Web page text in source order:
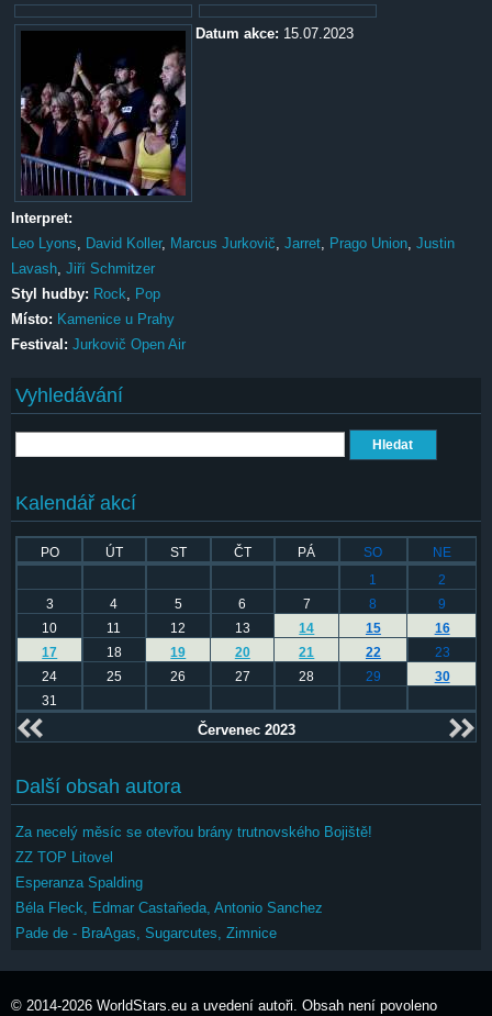
Datum akce: 15.07.2023
Interpret:
Leo Lyons
David Koller, Marcus Jurkovič Jarret Prago Union Justin
Lavash Jiří Schmitzer
Styl hudby: Rock
Pop
Místo: Kamenice u Prahy
Festival: Jurkovič Open Air
Vyhledávání
Kalendář akcí
PO ÚT ST ČT PÁ SO
NE
1
2
3
4 5 6 7 8
9
10
11 12 13 14 15
16
17
18 19 20 21 22
23
24
25 26 27 28 29
30
31
Červenec 2023
Další obsah autora
Za necelý měsíc se otevřou brány trutnovského Bojiště!
ZZ TOP Litovel
Esperanza Spalding
Béla Fleck, Edmar Castañeda, Antonio Sanchez
Pade de - BraAgas, Sugarcutes, Zimnice
© 2014-2026 WorldStars.eu a uvedení autoři. Obsah není povoleno